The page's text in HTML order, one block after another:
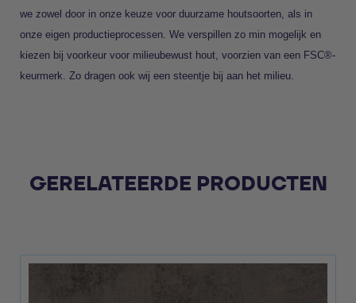
we zowel door in onze keuze voor duurzame houtsoorten, als in
onze eigen productieprocessen. We verspillen zo min mogelijk en
kiezen bij voorkeur voor milieubewust hout, voorzien van een FSC®-
keurmerk. Zo dragen ook wij een steentje bij aan het milieu.
GERELATEERDE PRODUCTEN